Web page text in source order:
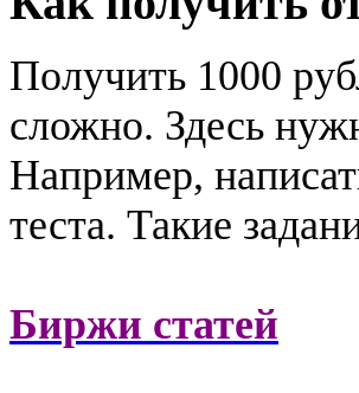
Получить 1000
сложно. Здесь
Например,
теста. Такие
Биржи статей